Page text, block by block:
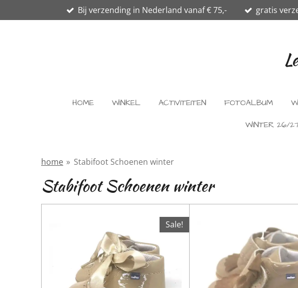
direct
Bij verzending in Nederland vanaf € 75,- gratis
HOME WINKEL ACTIVITEITEN FOTOALBUM
WINTER 26/
home » Stabifoot Schoenen winter
Stabifoot Schoenen winter
Sale!